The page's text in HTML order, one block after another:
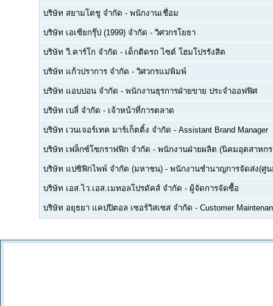
บริษัท สยามโตชู จำกัด - พนักงานเชื่อม
บริษัท เอเซียกรุ๊ป (1999) จำกัด - วิศวกรโยธา
บริษัท วี.คาร์โก จำกัด - เด็กติดรถ ไซต์ โฮมโปรรังสิต
บริษัท แก้วปราการ จำกัด - วิศวกรแม่พิมพ์
บริษัท แอบปอน จำกัด - พนักงานธุรการฝ่ายขาย ประจำออฟฟิศ
บริษัท เบลี่ จำกัด - เจ้าหน้าที่การตลาด
บริษัท เวนเจอร์เทค มาร์เก็ตติ้ง จำกัด - Assistant Brand Manager
บริษัท เฟล็กซ์โซกราฟฟิก จำกัด - พนักงานฝ่ายผลิต (นิคมอุตสาหก
บริษัท แปซิฟิกไพพ์ จำกัด (มหาชน) - พนักงานชำนาญการจัดส่ง(ศู
บริษัท เอส.ไว.เอส.เมทอลโปรดัคส์ จำกัด - ผู้จัดการจัดซื้อ
บริษัท อยุธยา แคปปิตอล เซอร์วิสเซส จำกัด - Customer